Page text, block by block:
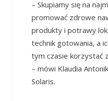
– Skupiamy się na
promować zdrowe
produkty i potrawy
technik gotowania, a
tym czasie korzystać
– mówi Klaudia
Solaris.